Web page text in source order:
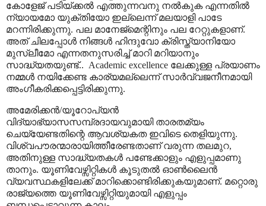
കോളേജ് പടിയ്ക്കൽ എത്തുന്നവനു നൽകുക എന്നതിൽ
ന്യായമോ യുക്തിയോ ഇല്ലെന്ന് മലയാളി പാടേ
മറന്നിരിക്കുന്നു. പല മാനേജ്മെന്റിനും പല റേറ്റുകളാണ്.
അത് ചിലപ്പോൾ നിങ്ങൾ ഹിന്ദുവോ ക്രിസ്ത്യാനിയോ
മുസ്ലീമോ എന്നതനുസരിച്ച് മാറി മറിയാനും
സാദ്ധ്യതയുണ്ട്.. Academic excellence ലേക്കുള്ള പ്രയാണം
നമ്മൾ നയിക്കേണ്ട കാര്യമല്ലെന്ന് സാർവ്വജനീനമായി
അംഗീകരിക്കപ്പെട്ടിരിക്കുന്നു.
അമേരിക്കൻ/യൂറോപ്യൻ
വിദ്യാഭ്യാസസമ്പ്രദായവുമായി താരതമ്യം
ചെയ്യേണ്ടതിന്റെ ആവശ്യകത ഇവിടെ തെളിയുന്നു.
വിശ്വപൗരന്മാരായിത്തീരേണ്ടതാണ് വരുന്ന തലമുറ,
അതിനുള്ള സാദ്ധ്യതകൾ പണ്ടേക്കാളും എളുപ്പമാണു
താനും. യൂണിവേഴ്സിറ്റികൾ കൂടുതൽ ഓൺലൈൻ
വ്യവസ്ഥകളിലേക്ക് മാറിക്കൊണ്ടിരിക്കുകയുമാണ്. മറ്റൊരു
രാജ്യത്തെ യൂണിവേഴ്സിറ്റിയുമായി എളുപ്പം